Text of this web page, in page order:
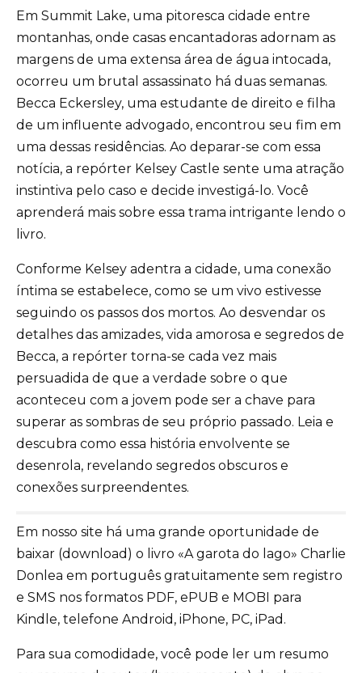
Em Summit Lake, uma pitoresca cidade entre
montanhas, onde casas encantadoras adornam as
margens de uma extensa área de água intocada,
ocorreu um brutal assassinato há duas semanas.
Becca Eckersley, uma estudante de direito e filha
de um influente advogado, encontrou seu fim em
uma dessas residências. Ao deparar-se com essa
notícia, a repórter Kelsey Castle sente uma atração
instintiva pelo caso e decide investigá-lo. Você
aprenderá mais sobre essa trama intrigante lendo o
livro.
Conforme Kelsey adentra a cidade, uma conexão
íntima se estabelece, como se um vivo estivesse
seguindo os passos dos mortos. Ao desvendar os
detalhes das amizades, vida amorosa e segredos de
Becca, a repórter torna-se cada vez mais
persuadida de que a verdade sobre o que
aconteceu com a jovem pode ser a chave para
superar as sombras de seu próprio passado. Leia e
descubra como essa história envolvente se
desenrola, revelando segredos obscuros e
conexões surpreendentes.
Em nosso site há uma grande oportunidade de
baixar (download) o livro «A garota do lago» Charlie
Donlea em português gratuitamente sem registro
e SMS nos formatos PDF, ePUB e MOBI para
Kindle, telefone Android, iPhone, PC, iPad.
Para sua comodidade, você pode ler um resumo